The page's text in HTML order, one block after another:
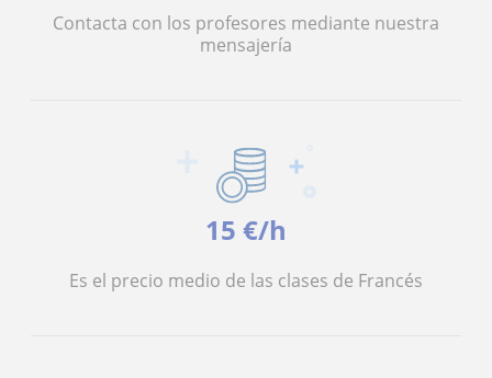
Contacta con los profesores mediante nuestra
mensajería
15 €/h
Es el precio medio de las clases de Francés